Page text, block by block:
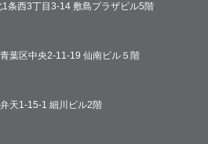
条西3丁目3-14 敷島プラザビル5階
葉区中央2-11-19 仙南ビル５階
天1-15-1 細川ビル2階